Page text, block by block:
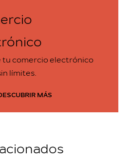
tu comercio electrónico
límites.
MÁS